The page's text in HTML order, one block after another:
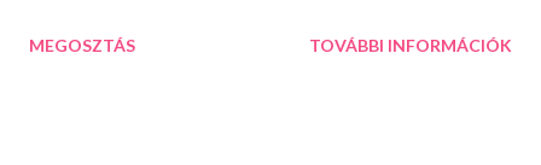
települést. Így esett a választásunk következő úticélként
MEGOSZTÁS TOVÁBBI INFORMÁCIÓK